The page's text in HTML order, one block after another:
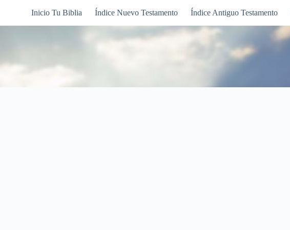
Inicio Tu Biblia Índice Nuevo Testamento Índice Antiguo Testamento